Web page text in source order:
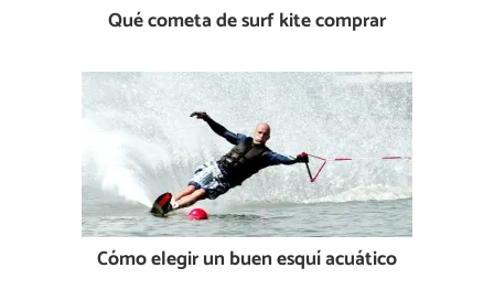
Qué cometa de surf kite comprar
Cómo elegir un buen esquí acuático